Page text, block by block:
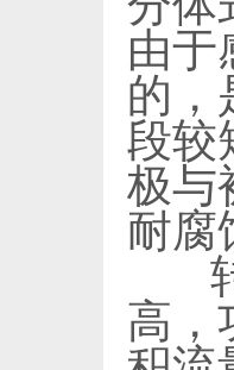
由于
的，
段较
极与
耐腐
转
高，